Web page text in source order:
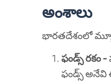
అంశాలు
భారతదేశంలో
ఫండ్స్ రకం -
ఫండ్స్ అనేవి